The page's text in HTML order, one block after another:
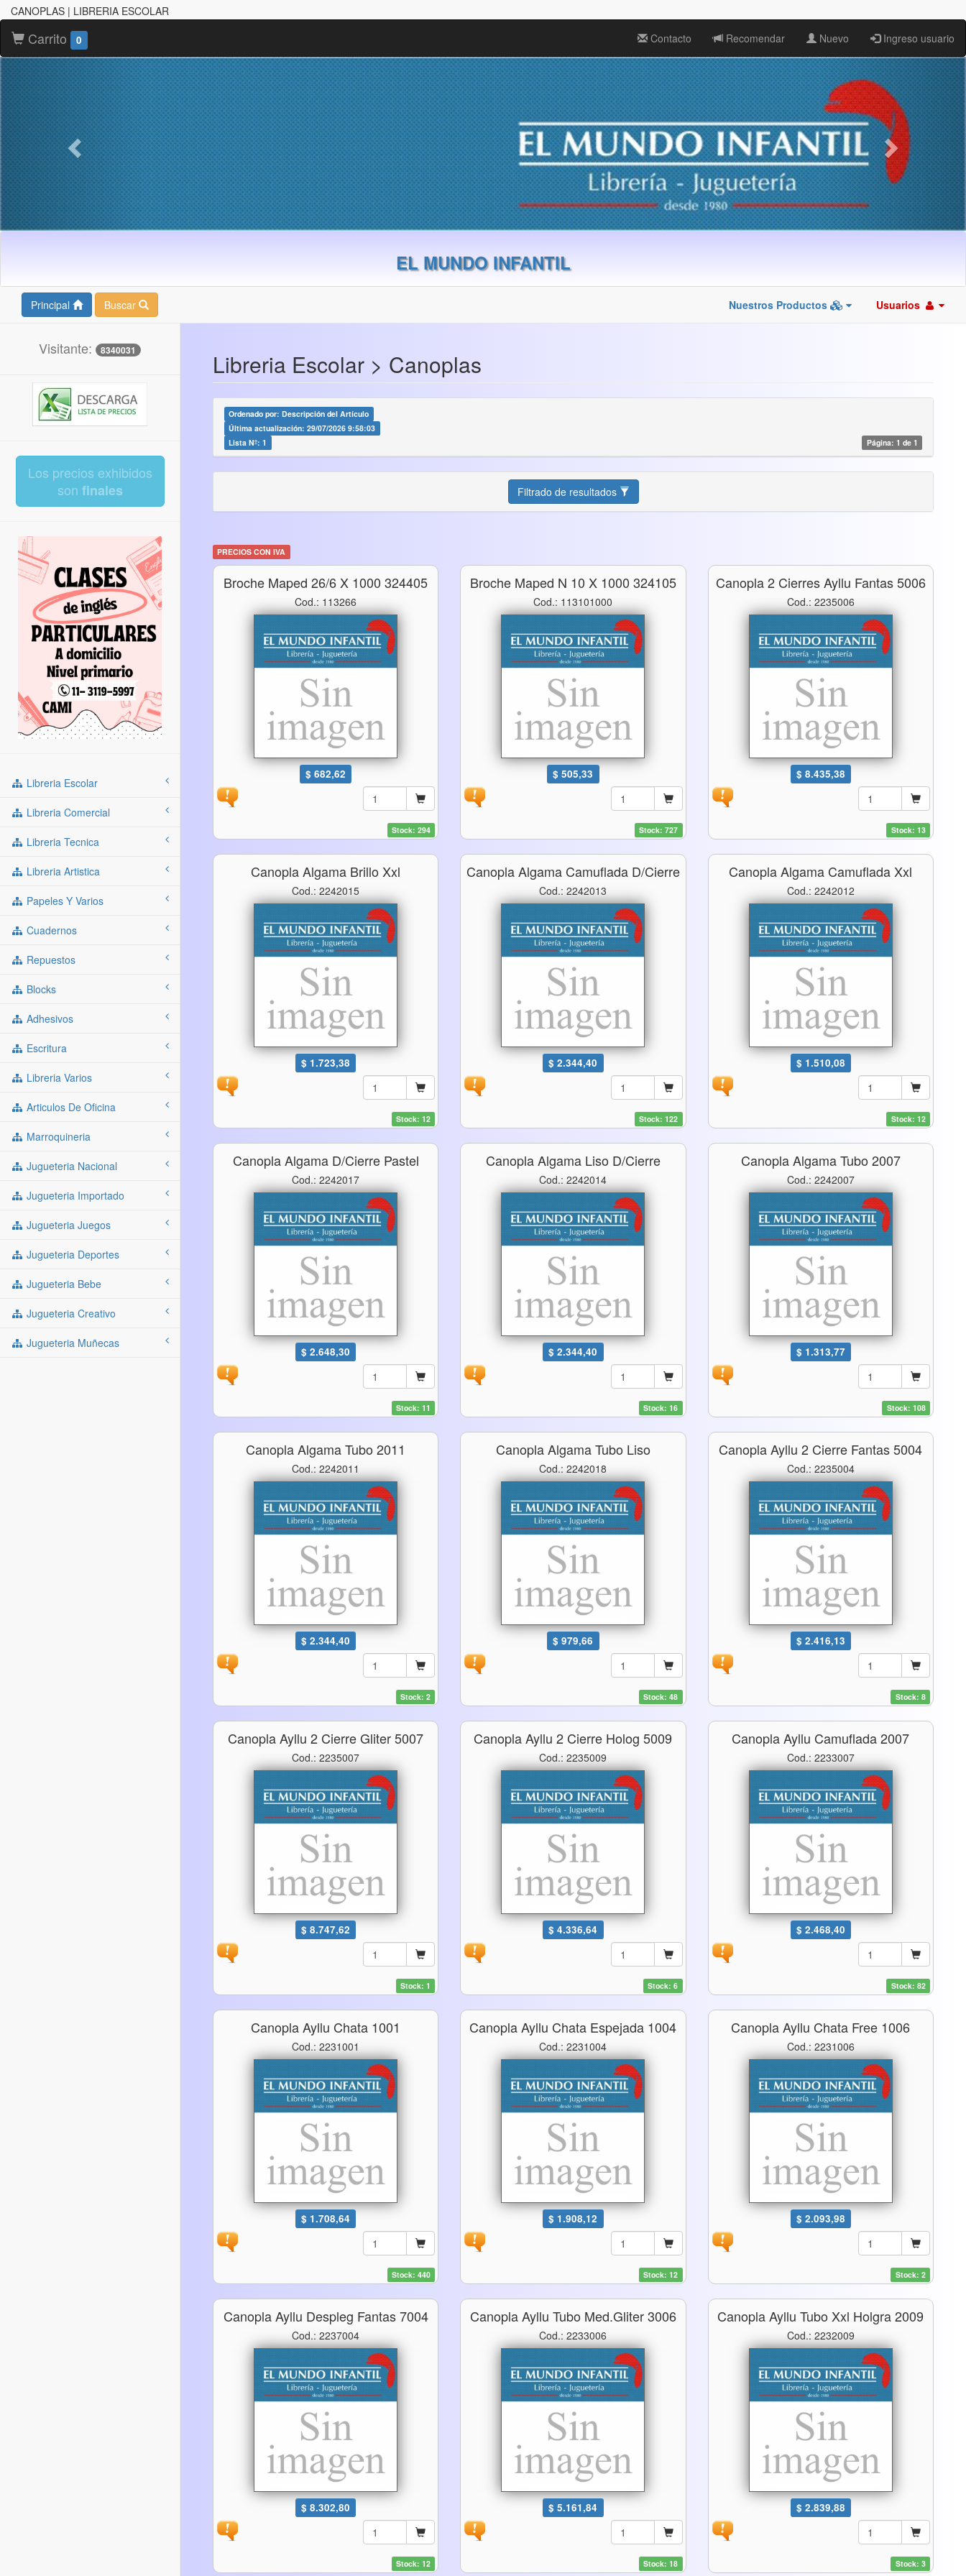
CANOPLAS | LIBRERIA ESCOLAR
Carrito 0 Contacto Recomendar Nuevo Ingreso usuario
EL MUNDO INFANTIL
Principal Buscar Nuestros Productos Usuarios
Visitante: 8340031
Los precios exhibidos
son finales
Libreria Escolar
Libreria Comercial
Libreria Tecnica
Libreria Artistica
Papeles Y Varios
Cuadernos
Repuestos
Blocks
Adhesivos
Escritura
Libreria Varios
Articulos De Oficina
Marroquineria
Jugueteria Nacional
Jugueteria Importado
Jugueteria Juegos
Jugueteria Deportes
Jugueteria Bebe
Jugueteria Creativo
Jugueteria Muñecas
Libreria Escolar > Canoplas
Ordenado por: Descripción del Artículo
Última actualización: 29/07/2026 9:58:03
Lista Nº: 1
Página: 1 de 1
Filtrado de resultados
PRECIOS CON IVA
Broche Maped 26/6 X 1000 324405
Cod.: 113266
$ 682,62
Stock: 294
Broche Maped N 10 X 1000 324105
Cod.: 113101000
$ 505,33
Stock: 727
Canopla 2 Cierres Ayllu Fantas 5006
Cod.: 2235006
$ 8.435,38
Stock: 13
Canopla Algama Brillo Xxl
Cod.: 2242015
$ 1.723,38
Stock: 12
Canopla Algama Camuflada D/cierre
Cod.: 2242013
$ 2.344,40
Stock: 122
Canopla Algama Camuflada Xxl
Cod.: 2242012
$ 1.510,08
Stock: 12
Canopla Algama D/cierre Pastel
Cod.: 2242017
$ 2.648,30
Stock: 11
Canopla Algama Liso D/cierre
Cod.: 2242014
$ 2.344,40
Stock: 16
Canopla Algama Tubo 2007
Cod.: 2242007
$ 1.313,77
Stock: 108
Canopla Algama Tubo 2011
Cod.: 2242011
$ 2.344,40
Stock: 2
Canopla Algama Tubo Liso
Cod.: 2242018
$ 979,66
Stock: 48
Canopla Ayllu 2 Cierre Fantas 5004
Cod.: 2235004
$ 2.416,13
Stock: 8
Canopla Ayllu 2 Cierre Gliter 5007
Cod.: 2235007
$ 8.747,62
Stock: 1
Canopla Ayllu 2 Cierre Holog 5009
Cod.: 2235009
$ 4.336,64
Stock: 6
Canopla Ayllu Camuflada 2007
Cod.: 2233007
$ 2.468,40
Stock: 82
Canopla Ayllu Chata 1001
Cod.: 2231001
$ 1.708,64
Stock: 440
Canopla Ayllu Chata Espejada 1004
Cod.: 2231004
$ 1.908,12
Stock: 12
Canopla Ayllu Chata Free 1006
Cod.: 2231006
$ 2.093,98
Stock: 2
Canopla Ayllu Despleg Fantas 7004
Cod.: 2237004
$ 8.302,80
Stock: 12
Canopla Ayllu Tubo Med.gliter 3006
Cod.: 2233006
$ 5.161,84
Stock: 18
Canopla Ayllu Tubo Xxl Holgra 2009
Cod.: 2232009
$ 2.839,88
Stock: 3